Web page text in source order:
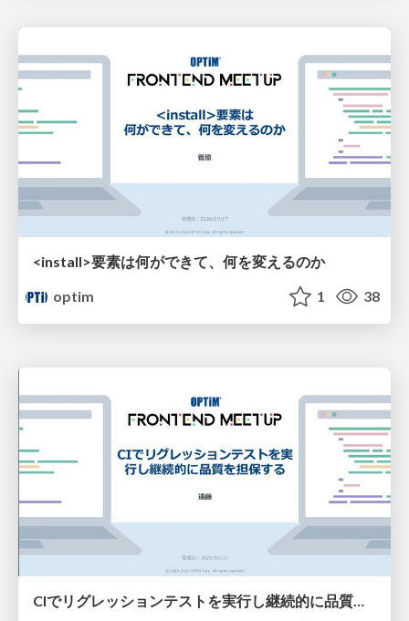
<install>要素は​何ができて、何を変えるのか​
optim
1 38
CIでリグレッションテストを実行し継続的に品質を担保する